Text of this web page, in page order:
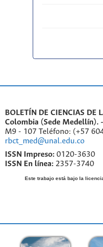
BOLETÍN DE CIENCIAS
Colombia (Sede Medellín). -
M9 - 107 Teléfono: (+57
rbct_med@unal.edu.co
ISSN Impreso: 0120-3630
ISSN En línea: 2357-3740
Este trabajo está bajo la